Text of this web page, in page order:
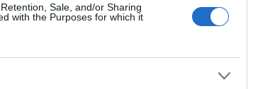
Sale, and/or Sharing
with the Purposes for which it